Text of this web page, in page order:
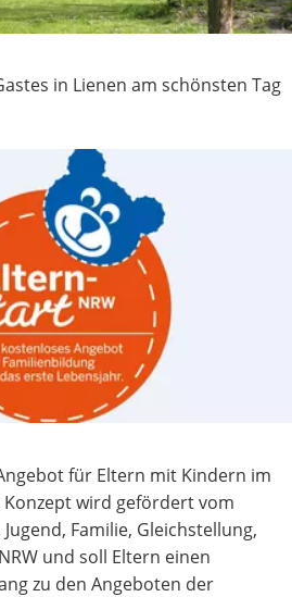
in Lienen am schönsten Tag
für Eltern mit Kindern im
wird gefördert vom
Familie, Gleichstellung,
und soll Eltern einen
zu den Angeboten der